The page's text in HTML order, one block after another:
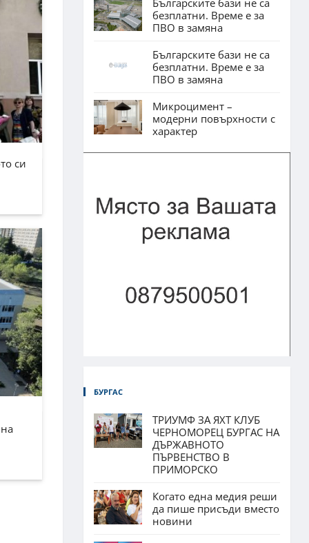
си
безплатни. Време е за
ПВО в замяна
Българските бази не са
безплатни. Време е за
ПВО в замяна
Микроцимент –
модерни повърхности с
характер
БУРГАС
ТРИУМФ ЗА ЯХТ КЛУБ
ЧЕРНОМОРЕЦ БУРГАС НА
ДЪРЖАВНОТО
ПЪРВЕНСТВО В
ПРИМОРСКО
Когато една медия реши
да пише присъди вместо
новини